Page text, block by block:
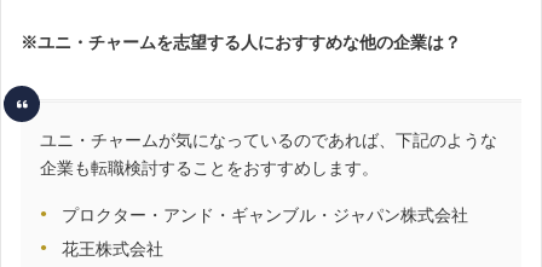
※ユニ・チャームを志望する人におすすめな他の企業は？
ユニ・チャームが気になっているのであれば、下記のような
企業も転職検討することをおすすめします。
プロクター・アンド・ギャンブル・ジャパン株式会社
花王株式会社